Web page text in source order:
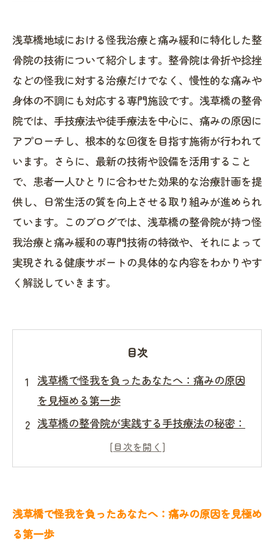
浅草橋地域における怪我治療と痛み緩和に特化した整
骨院の技術について紹介します。整骨院は骨折や捻挫
などの怪我に対する治療だけでなく、慢性的な痛みや
身体の不調にも対応する専門施設です。浅草橋の整骨
院では、手技療法や徒手療法を中心に、痛みの原因に
アプローチし、根本的な回復を目指す施術が行われて
います。さらに、最新の技術や設備を活用すること
で、患者一人ひとりに合わせた効果的な治療計画を提
供し、日常生活の質を向上させる取り組みが進められ
ています。このブログでは、浅草橋の整骨院が持つ怪
我治療と痛み緩和の専門技術の特徴や、それによって
実現される健康サポートの具体的な内容をわかりやす
く解説していきます。
目次
浅草橋で怪我を負ったあなたへ：痛みの原因
を見極める第一歩
浅草橋の整骨院が実践する手技療法の秘密：
自然治癒力を引き出す方法
慢性的な痛みとどう向き合う？浅草橋の整骨
最新設備と専門技術が融合！浅草橋の整骨院
が提供するオーダーメイド施術
浅草橋で怪我を負ったあなたへ：痛みの原因を見極め
る第一歩